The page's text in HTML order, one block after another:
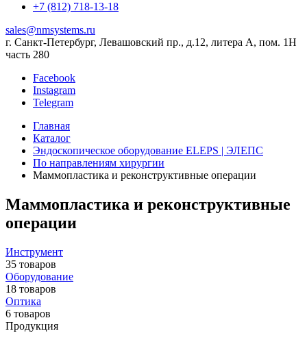
+7 (812) 718-13-18
sales@nmsystems.ru
г. Санкт-Петербург, Левашовский пр., д.12, литера А, пом. 1Н
часть 280
Facebook
Instagram
Telegram
Главная
Каталог
Эндоскопическое оборудование ELEPS | ЭЛЕПС
По направлениям хирургии
Маммопластика и реконструктивные операции
Маммопластика и реконструктивные
операции
Инструмент
35 товаров
Оборудование
18 товаров
Оптика
6 товаров
Продукция